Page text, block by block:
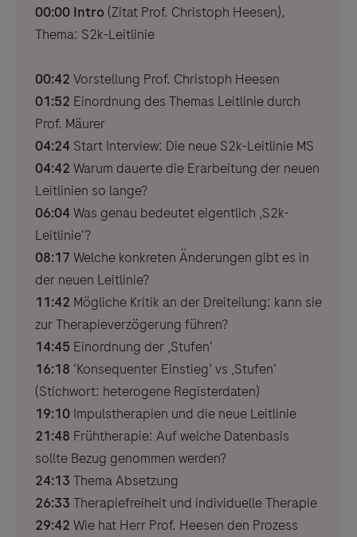
00:00 Intro (Zitat Prof. Christoph Heesen),
Thema: S2k-Leitlinie
00:42 Vorstellung Prof. Christoph Heesen
01:52 Einordnung des Themas Leitlinie durch
Prof. Mäurer
04:24 Start Interview: Die neue S2k-Leitlinie MS
04:42 Warum dauerte die Erarbeitung der neuen
Leitlinien so lange?
06:04Was genau bedeutet eigentlich ‚S2k-
Leitlinie‘?
08:17 Welche konkreten Änderungen gibt es in
der neuen Leitlinie?
11:42 Mögliche Kritik an der Dreiteilung: kann sie
zur Therapieverzögerung führen?
14:45 Einordnung der ‚Stufen‘
16:18 ‘Konsequenter Einstieg’ vs ‚Stufen‘
(Stichwort: heterogene Registerdaten)
19:10 Impulstherapien und die neue Leitlinie
21:48 Frühtherapie: Auf welche Datenbasis
sollte Bezug genommen werden?
24:13 Thema Absetzung
26:33 Therapiefreiheit und individuelle Therapie
29:42 Wie hat Herr Prof. Heesen den Prozess